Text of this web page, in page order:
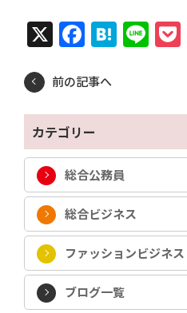
X Facebook
Hatena
Line
前の記事へ
カテゴリー
総合公務員
総合ビジネス
ファッションビジネス
ブログ一覧